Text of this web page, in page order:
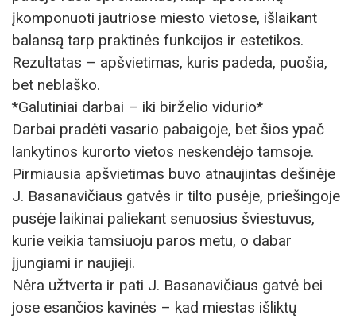
įkomponuoti jautriose miesto vietose, išlaikant
balansą tarp praktinės funkcijos ir estetikos.
Rezultatas – apšvietimas, kuris padeda, puošia,
bet neblaško.
*Galutiniai darbai – iki birželio vidurio*
Darbai pradėti vasario pabaigoje, bet šios ypač
lankytinos kurorto vietos neskendėjo tamsoje.
Pirmiausia apšvietimas buvo atnaujintas dešinėje
J. Basanavičiaus gatvės ir tilto pusėje, priešingoje
pusėje laikinai paliekant senuosius šviestuvus,
kurie veikia tamsiuoju paros metu, o dabar
įjungiami ir naujieji.
Nėra užtverta ir pati J. Basanavičiaus gatvė bei
jose esančios kavinės – kad miestas išliktų